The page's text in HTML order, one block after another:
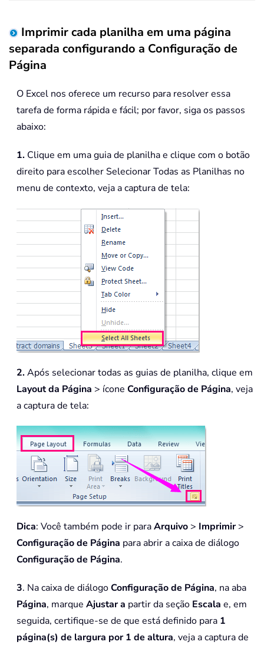
Imprimir cada planilha em uma página
separada configurando a Configuração de
Página
O Excel nos oferece um recurso para resolver essa
tarefa de forma rápida e fácil; por favor, siga os passos
abaixo:
1. Clique em uma guia de planilha e clique com o botão
direito para escolher Selecionar Todas as Planilhas no
menu de contexto, veja a captura de tela:
2.Após selecionar todas as guias de planilha, clique em
Layout da Página > ícone Configuração de Página, veja
a captura de tela:
Dica: Você também pode ir paraArquivo > Imprimir>
Configuração de Página para abrir a caixa de diálogo
Configuração de Página.
3. Na caixa de diálogoConfiguração de Página, na aba
Página, marque Ajustar a partir da seção Escala e, em
seguida, certifique-se de que está definido para 1
página(s) de largura por 1 de altura, veja a captura de